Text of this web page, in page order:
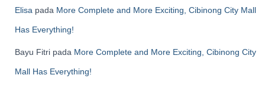
Elisa pada More Complete and More Exciting, Cibinong City Mall
Has Everything!
Bayu Fitri pada More Complete and More Exciting, Cibinong City
Mall Has Everything!